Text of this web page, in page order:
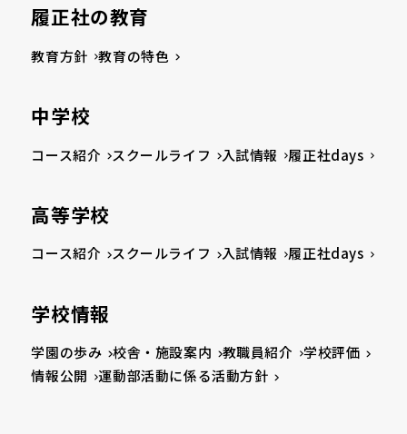
履正社の教育
教育方針 教育の特色
中学校
コース紹介 スクールライフ 入試情報 履正社days
高等学校
コース紹介 スクールライフ 入試情報 履正社days
学校情報
学園の歩み 校舎・施設案内 教職員紹介
学校評価
情報公開
運動部活動に係る活動方針